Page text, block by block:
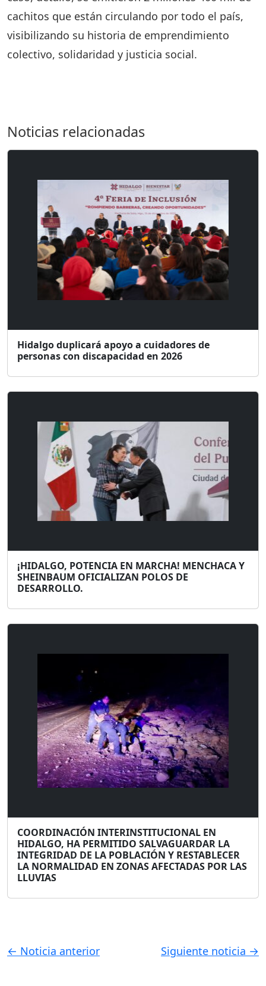
cachitos que están circulando por todo el país,
visibilizando su historia de emprendimiento
colectivo, solidaridad y justicia social.
Noticias relacionadas
Hidalgo duplicará apoyo a cuidadores de
personas con discapacidad en 2026
¡HIDALGO, POTENCIA EN MARCHA! MENCHACA Y
SHEINBAUM OFICIALIZAN POLOS DE
DESARROLLO.
COORDINACIÓN INTERINSTITUCIONAL EN
HIDALGO, HA PERMITIDO SALVAGUARDAR LA
INTEGRIDAD DE LA POBLACIÓN Y RESTABLECER
LA NORMALIDAD EN ZONAS AFECTADAS POR LAS
LLUVIAS
← Noticia anterior Siguiente noticia →